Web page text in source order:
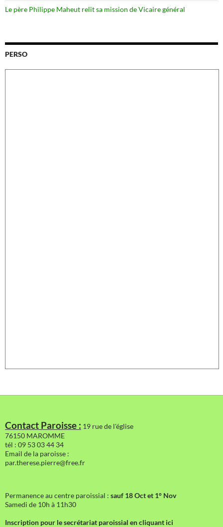
Le père Philippe Maheut relit sa mission de Vicaire général
PERSO
Contact Paroisse : 19 rue de l'église
76150 MAROMME
tél : 09 53 03 44 34
Email de la paroisse :
par.therese.pierre@free.fr
Permanence au centre paroissial : sauf 18 Oct et 1° Nov
Samedi de 10h à 11h30
Inscription pour le secrétariat paroissial en cliquant ici